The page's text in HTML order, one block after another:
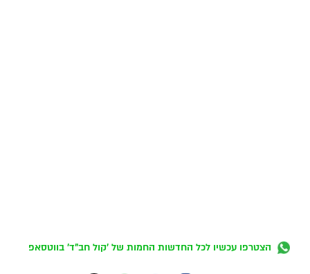
הצטרפו עכשיו לכל החדשות החמות של 'קול חב"ד' בווטסאפ